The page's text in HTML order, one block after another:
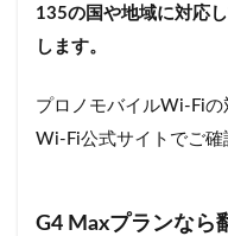
135の国や地域に対応
します。
プロノモバイルWi-Fi
Wi-Fi公式サイトでご確
G4 Maxプランなら